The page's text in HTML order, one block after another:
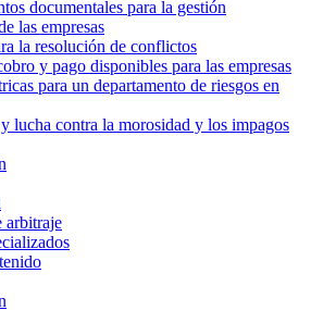
documentales para la gestión
las empresas
la resolución de conflictos
y pago disponibles para las empresas
para un departamento de riesgos en
lucha contra la morosidad y los impagos
arbitraje